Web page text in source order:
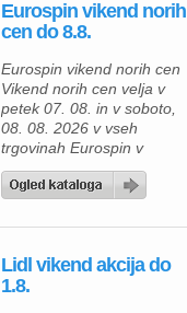
(Perutnina Ptuj) cena za
kg 4,99 €/kg Piščančje prsi
400 g 4,90 € […]
Eurospin vikend norih
cen do 8.8.
Eurospin vikend norih cen
Vikend norih cen velja v
petek 07. 08. in v soboto,
08. 08. 2026 v vseh
trgovinah Eurospin v
Sloveniji. Ta konec tedna
vas v trgovinah Eurospin
izdelkov. Izdekli v akciji: –
5kg 2,99€ – odščipanci s
sirom 400g, namesto
Lidl vikend akcija do
1.8.